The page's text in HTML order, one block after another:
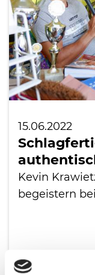
15.06.2022
Kevin
begeistern